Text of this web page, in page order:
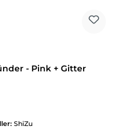
- Pink + Gitter
ShiZu